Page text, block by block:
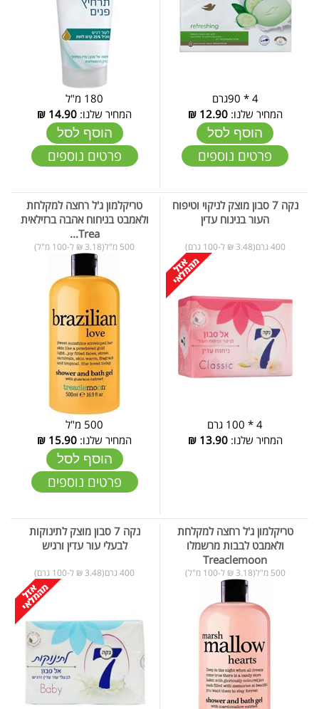
4 * 90גרם
המחיר שלנו:12.90
₪
הוסף לסל
פרטים נוספים
180 מ"ל
המחיר שלנו: 14.90
₪
הוסף לסל
פרטים נוספים
נקה 7 סבון מוצק לניקוי וטיפוח
העור בנינוח עדין
400 גרם(3.48 ₪ ל-100 גרם)
4 * 100 גרם
המחיר שלנו:13.90
₪
טריקלמון ג'ל רחצה למקלחת
ולאמבט בניחוח אהבה ברזילאית
Trea...
500 מ"ל(3.18 ₪ ל-100 מ"ל)
500 מ"ל
המחיר שלנו: 15.90
₪
הוסף לסל
פרטים נוספים
טריקלמון ג'ל רחצה למקלחת
ולאמבט לבבות מרשמלו
Treaclemoon
500 מ"ל(3.18 ₪ ל-100 מ"ל)
נקה 7 סבון מוצק לתינוקות
לבעלי עור עדין ורגיש
400 גרם(3.48 ₪ ל-100 גרם)